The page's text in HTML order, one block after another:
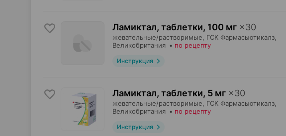
Ламиктал, таблетки, 100 мг ×30
жевательные/растворимые, ГСК Фармасьютикалз
Великобритания • по рецепту
Инструкция
Ламиктал, таблетки, 5 мг ×30
жевательные/растворимые, ГСК Фармасьютикалз
Великобритания • по рецепту
Инструкция